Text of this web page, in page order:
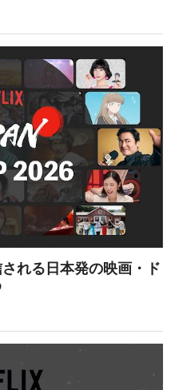
れる日本発の映画・ド